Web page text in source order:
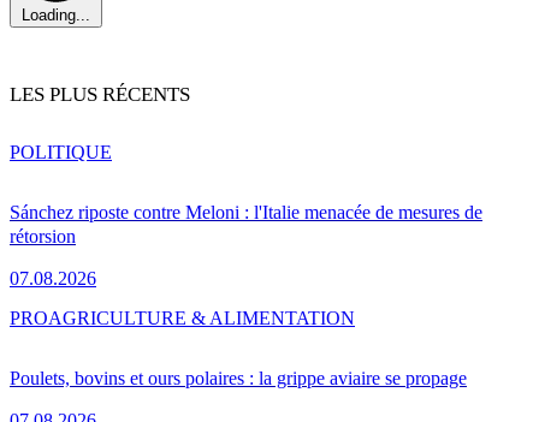
Loading...
LES PLUS RÉCENTS
Sánchez riposte contre Meloni : l'Italie menacée de mesures de
rétorsion
07.08.2026
POLITIQUE
Poulets, bovins et ours polaires : la grippe aviaire se propage
PROAGRICULTURE & ALIMENTATION